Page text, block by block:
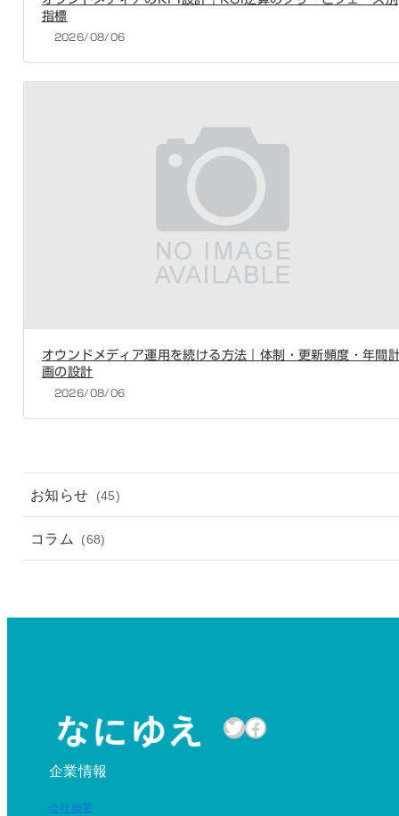
指標
2026/08/06
オウンドメディア運用を続ける方法｜体制・更新頻度・年間
画の設計
2026/08/06
お知らせ (45)
コラム (68)
Twitter
Facebook
企業情報
会社概要